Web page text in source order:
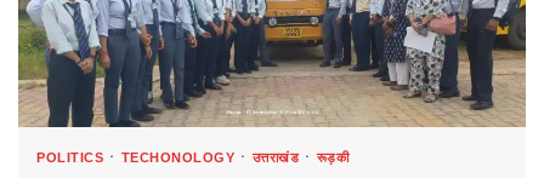
POLITICS TECHONOLOGY उत्तराखंड रूड़की